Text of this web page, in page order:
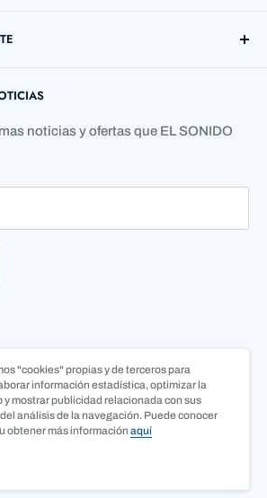
noticias y ofertas que EL SONIDO
"cookies" propias y de terceros para
información estadística, optimizar la
mostrar publicidad relacionada con sus
análisis de la navegación. Puede conocer
obtener más información aquí